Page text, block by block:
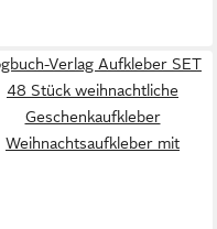
Verlag Aufkleber SET
48 Stück weihnachtliche
Geschenkaufkleber
Weihnachtsaufkleber mit